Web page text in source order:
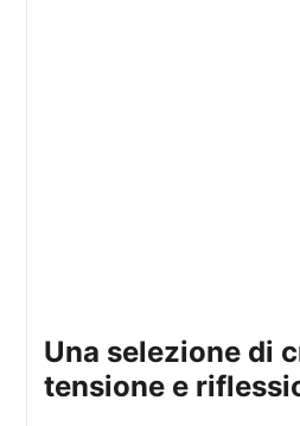
una selezione di crime tra
tensione e